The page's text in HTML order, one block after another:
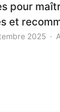
pour
et
2025